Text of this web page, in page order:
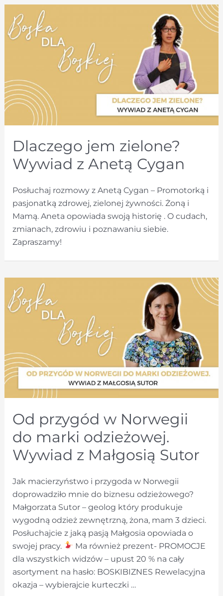
gloriam
–
z
Wywiad
z
Małgosią
Szwagiel.
Dlaczego jem zielone?
Wywiad z Anetą Cygan
Posłuchaj rozmowy z Anetą Cygan – Promotorką i
pasjonatką zdrowej, zielonej żywności. Żoną i
Mamą. Aneta opowiada swoją historię . O cudach,
zmianach, zdrowiu i poznawaniu siebie.
Zapraszamy!
Od przygód w Norwegii
do marki odzieżowej.
Wywiad z Małgosią Sutor
Jak macierzyństwo i przygoda w Norwegii
doprowadziło mnie do biznesu odzieżowego?
Małgorzata Sutor – geolog który produkuje
wygodną odzież zewnętrzną, żona, mam 3 dzieci.
Posłuchajcie z jaką pasją Małgosia opowiada o
swojej pracy.
Ma również prezent- PROMOCJE
dla wszystkich widzów – upust 20 % na cały
asortyment na hasło: BOSKIBIZNES Rewelacyjna
okazja – wybierajcie kurteczki …